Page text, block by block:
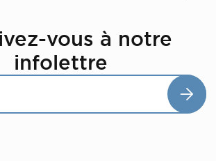
vous à notre
infolettre